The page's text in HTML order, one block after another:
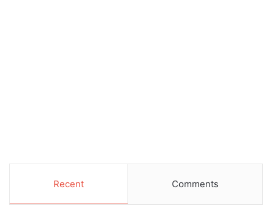
Recent Comments